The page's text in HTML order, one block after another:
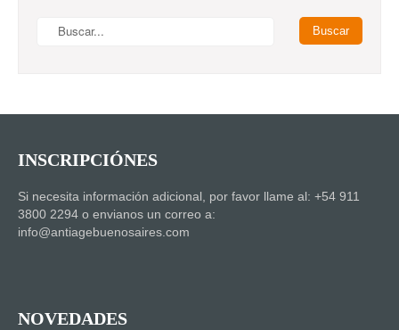
INSCRIPCIÓNES
Si necesita información adicional, por favor llame al: +54 911
3800 2294 o envianos un correo a:
info@antiagebuenosaires.com
NOVEDADES